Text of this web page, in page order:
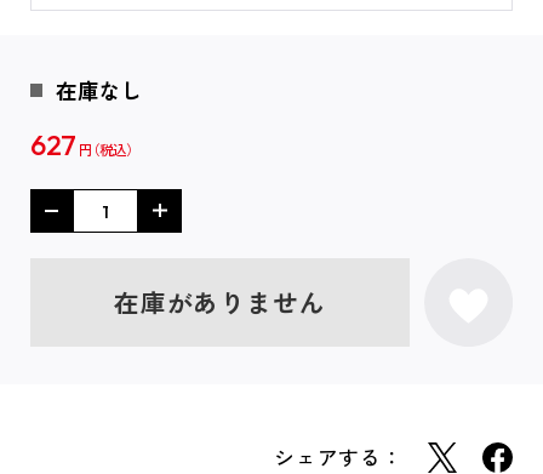
在庫なし
627 円
在庫がありません
シェアする：